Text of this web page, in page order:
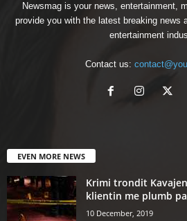
Newsmag is your news, entertainment,
provide you with the latest breaking news
entertainment
Contact us:
EVEN MORE NEWS
Krimi trondit
klientin me plumb
10 December, 2019